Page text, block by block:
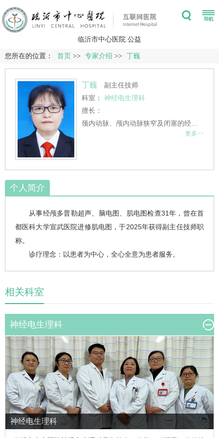
临沂市中心医院.公益
您所在的位置： 首页 >> 专家介绍 >> 丁巍
丁巍
副主任技师
科室： 神经电生理科
擅长：
更多>>
个人简介
从事经颅多普勒超声、脑电图、肌电图检查31年，曾在首
都医科大学宣武医院进修肌电图，于2025年获得副主任技师职
称。
诊疗理念：以患者为中心，全心全意为患者服务。
相关科室
神经电生理科
神经电生理科